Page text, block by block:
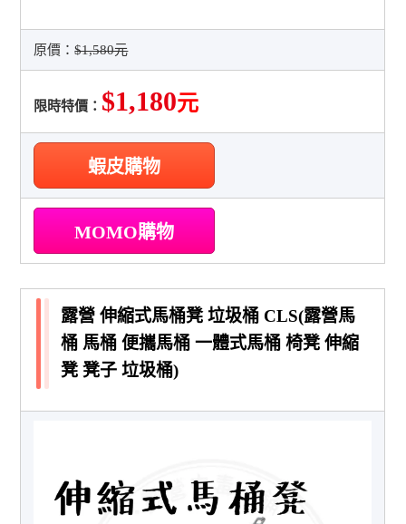
原價：$1,580元
限時特價： $1,180元
蝦皮購物
MOMO購物
露營 伸縮式馬桶凳 垃圾桶 CLS(露營馬
桶 馬桶 便攜馬桶 一體式馬桶 椅凳 伸縮
凳 凳子 垃圾桶)